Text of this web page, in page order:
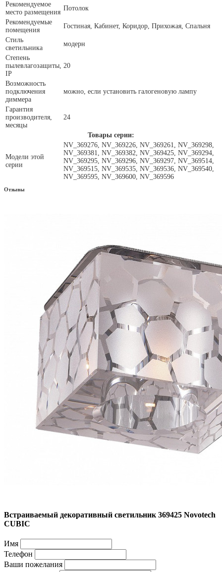
Рекомендуемое
место размещения
Потолок
Рекомендуемые
помещения
Гостиная, Кабинет, Коридор, Прихожая, Спальня
Стиль
светильника
модерн
Степень
пылевлагозащиты,
IP
20
Возможность
подключения
диммера
можно, если установить галогеновую лампу
Гарантия
производителя,
месяцы
24
Товары серии:
Модели этой
серии
NV_369276, NV_369226, NV_369261, NV_369298,
NV_369381, NV_369382, NV_369425, NV_369294,
NV_369295, NV_369296, NV_369297, NV_369514,
NV_369515, NV_369535, NV_369536, NV_369540,
NV_369595, NV_369600, NV_369596
Отзывы
Встраиваемый декоративный светильник 369425 Novotech
CUBIC
Имя
Телефон
Ваши пожелания